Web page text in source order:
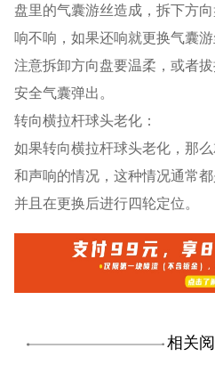
盘里的气囊游丝造成，拆下方
响不响，如果还响就更换气囊
注意拆卸方向盘要温柔，或者
安全气囊弹出。
转向横拉杆球头老化：
如果转向横拉杆球头老化，那
和声响的情况，这种情况通常
并且在更换后进行四轮定位。
相关